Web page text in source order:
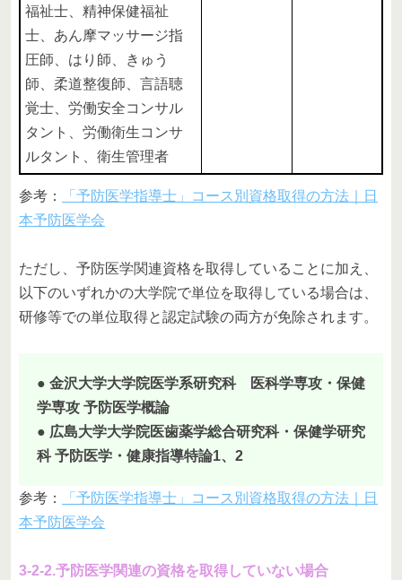
福祉士、精神保健福祉
士、あん摩マッサージ指
圧師、はり師、きゅう
師、柔道整復師、言語聴
覚士、労働安全コンサル
タント、労働衛生コンサ
ルタント、衛生管理者
参考：
「予防医学指導士」コース別資格取得の方法｜日
本予防医学会
ただし、予防医学関連資格を取得していることに加え、
以下のいずれかの大学院で単位を取得している場合は、
研修等での単位取得と認定試験の両方が免除されます。
● 金沢大学大学院医学系研究科 医科学専攻・保健
学専攻 予防医学概論
● 広島大学大学院医歯薬学総合研究科・保健学研究
科 予防医学・健康指導特論1、2
参考：
「予防医学指導士」コース別資格取得の方法｜日
本予防医学会
3-2-2.予防医学関連の資格を取得していない場合